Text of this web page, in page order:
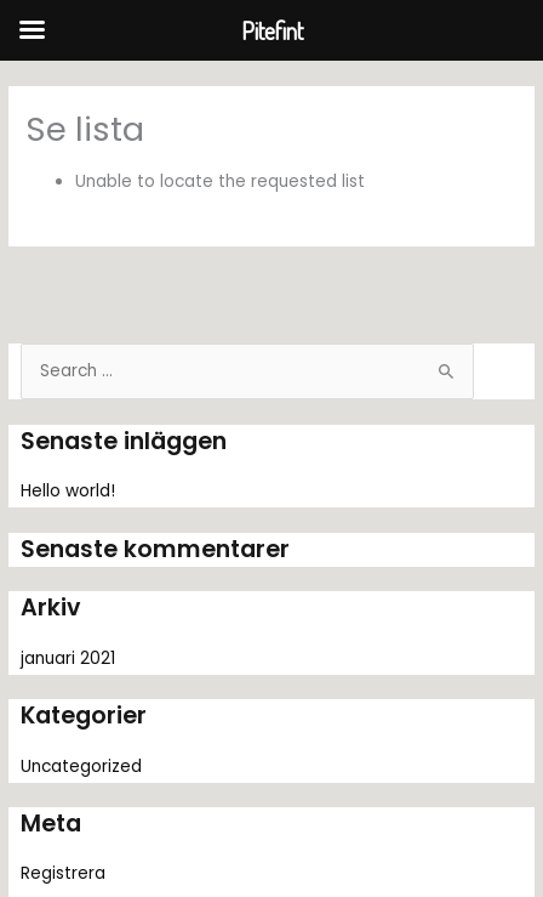
innehåll
k
f
e
r
:
Senaste inläggen
Hello world!
Senaste kommentarer
Arkiv
januari 2021
Kategorier
Uncategorized
Meta
Registrera
Se lista
Unable to locate the requested list
Pitefint